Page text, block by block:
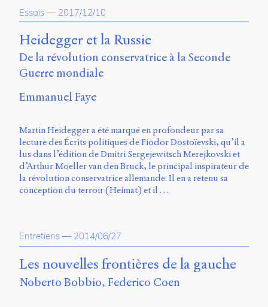
de
Sherbrooke
Campus
de
Longueuil
Local
B1-
12723
150
Charles-
Le
Moyne
Longueuil
(QC)
J4K
ISSN
2104-
Sens
public
Essais — 2017/12/10
Heidegger et la Russie
De la révolution conservatrice à la Seconde
Guerre mondiale
Emmanuel Faye
Martin Heidegger a été marqué en profondeur par sa
lecture des Écrits politiques de Fiodor Dostoïevski, qu’il a
lus dans l’édition de Dmitri Sergejewitsch Merejkovski et
d’Arthur Moeller van den Bruck, le principal inspirateur de
la révolution conservatrice allemande. Il en a retenu sa
conception du terroir (Heimat) et il …
Entretiens — 2014/06/27
Les nouvelles frontières de la gauche
Noberto Bobbio Federico Coen